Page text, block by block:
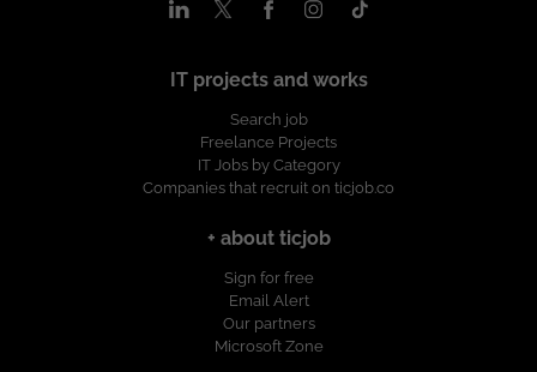
IT projects and works
Search job
Freelance Projects
IT Jobs by Category
Companies that recruit on ticjob.co
+ about ticjob
Sign for free
Email Alert
Our partners
Microsoft Zone